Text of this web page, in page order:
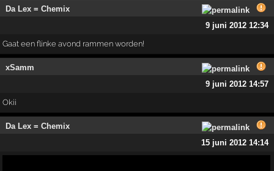
Da Lex = Chemix
9 juni 2012 12:34
Gaat een flinke avond rammen worden!
xSamm
9 juni 2012 14:57
Okii
Da Lex = Chemix
15 juni 2012 14:14